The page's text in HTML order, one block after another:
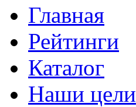
Главная
Рейтинги
Каталог
Наши цели